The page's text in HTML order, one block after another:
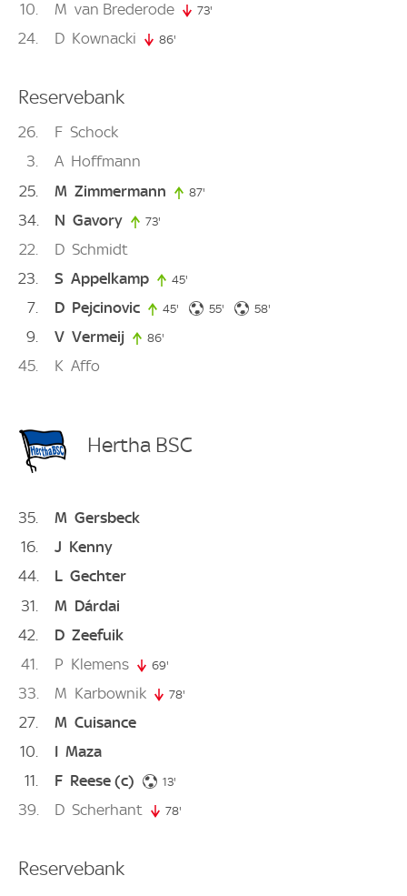
10 M van Brederode 73'
24 D Kownacki 86'
Reservebank
26 F Schock
3
A Hoffmann
25
M Zimmermann 87'
34 N Gavory 73'
22 D Schmidt
23
S Appelkamp 45'
7 D Pejcinovic 45' 45. minute
55' 55. minute
58'
9 V Vermeij 86'
45 K Affo
Hertha BSC
35 M Gersbeck
16
J Kenny
44
L Gechter
31
M Dárdai
42
D Zeefuik
41
P Klemens 69'
33 M Karbownik 78'
27 M Cuisance
10
I Maza
11
F Reese (c) 13'
39 D Scherhant 78'
Reservebank